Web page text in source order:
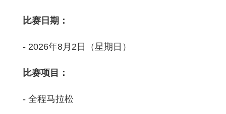
比赛日期：
- 2026年8月2日（星期日）
比赛项目：
- 全程马拉松